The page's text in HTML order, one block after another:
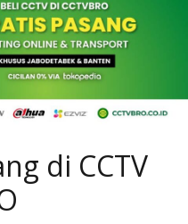
di CCTV